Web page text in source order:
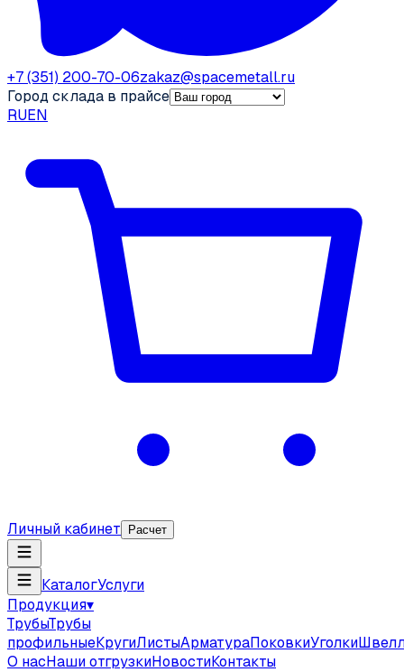
+7 (351) 200-70-06zakaz@spacemetall.ru
Город склада в прайсе
RUEN
Личный кабинет Расчет
КаталогУслуги
Продукция▾
ТрубыТрубы
профильныеКругиЛистыАрматураПоковкиУголки
О насНаши отгрузкиНовостиКонтакты